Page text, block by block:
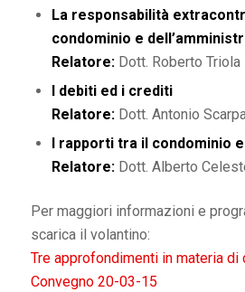
La responsabilità
condominio e
Relatore:Dott. Roberto Triola
I debiti ed i crediti
Relatore:Dott. Antonio
I rapporti tra il condominio
Relatore:Dott. Alberto
Per maggiori informazioni e
scarica il volantino:
Tre approfondimenti in materia di
Convegno 20-03-15